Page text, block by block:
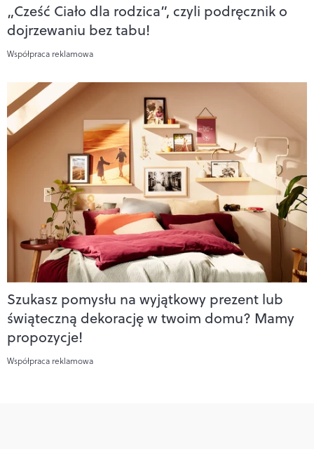
„Cześć Ciało dla rodzica”, czyli podręcznik o
dojrzewaniu bez tabu!
Współpraca reklamowa
Szukasz pomysłu na wyjątkowy prezent lub
świąteczną dekorację w twoim domu? Mamy
propozycje!
Współpraca reklamowa